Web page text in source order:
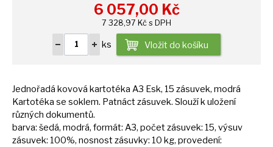
6 057,00 Kč
7 328,97 Kč s DPH
ks Vložit do košíku
Jednořadá kovová kartotéka A3 Esk, 15 zásuvek, modrá
Kartotéka se soklem. Patnáct zásuvek. Sloužíkuložení
různých dokumentů.
barva: šedá, modrá, formát: A3, počet zásuvek: 15, výsuv
zásuvek: 100%, nosnost zásuvky: 10 kg, provedení: